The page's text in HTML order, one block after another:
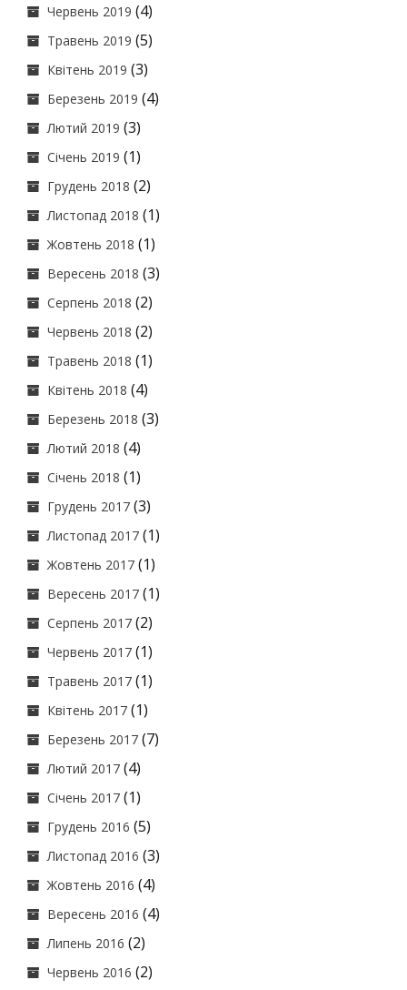
Червень 2019 (4)
Травень 2019 (5)
Квітень 2019 (3)
Березень 2019 (4)
Лютий 2019 (3)
Січень 2019 (1)
Грудень 2018 (2)
Листопад 2018 (1)
Жовтень 2018 (1)
Вересень 2018 (3)
Серпень 2018 (2)
Червень 2018 (2)
Травень 2018 (1)
Квітень 2018 (4)
Березень 2018 (3)
Лютий 2018 (4)
Січень 2018 (1)
Грудень 2017 (3)
Листопад 2017 (1)
Жовтень 2017 (1)
Вересень 2017 (1)
Серпень 2017 (2)
Червень 2017 (1)
Травень 2017 (1)
Квітень 2017 (1)
Березень 2017 (7)
Лютий 2017 (4)
Січень 2017 (1)
Грудень 2016 (5)
Листопад 2016 (3)
Жовтень 2016 (4)
Вересень 2016 (4)
Липень 2016 (2)
Червень 2016 (2)